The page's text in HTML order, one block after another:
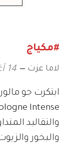
#مكياج
لاما عزت 14 أغسطس 2011
ابتكرت جو
والتقاليد
والبخور